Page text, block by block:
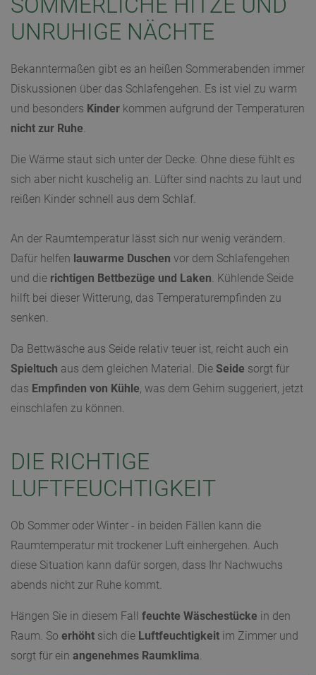
UNRUHIGE NÄCHTE
Bekanntermaßen gibt es an heißen Sommerabenden immer
Diskussionen über das Schlafengehen. Es ist viel zu warm
und besonders Kinder kommen aufgrund der Temperaturen
nicht zur Ruhe.
Die Wärme staut sich unter der Decke. Ohne diese fühlt es
sich aber nicht kuschelig an. Lüfter sind nachts zu laut und
reißen Kinder schnell aus dem Schlaf.
An der Raumtemperatur lässt sich nur wenig verändern.
Dafür helfen lauwarme Duschen vor dem Schlafengehen
und die richtigen Bettbezüge und Laken. Kühlende Seide
hilft bei dieser Witterung, das Temperaturempfinden zu
senken.
Da Bettwäsche aus Seide relativ teuer ist, reicht auch ein
Spieltuch aus dem gleichen Material. Die Seide sorgt für
das Empfinden von Kühle, was dem Gehirn suggeriert, jetzt
einschlafen zu können.
DIE RICHTIGE
LUFTFEUCHTIGKEIT
Ob Sommer oder Winter - in beiden Fällen kann die
Raumtemperatur mit trockener Luft einhergehen. Auch
diese Situation kann dafür sorgen, dass Ihr Nachwuchs
abends nicht zur Ruhe kommt.
Hängen Sie in diesem Fall feuchte Wäschestücke in den
Raum. So erhöht sich die Luftfeuchtigkeit im Zimmer und
sorgt für ein angenehmes Raumklima